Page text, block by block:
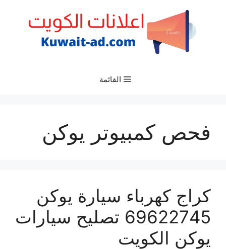
القائمة
فحص كمبيوتر يوكن
كراج كهرباء سيارة يوكن
69622745 تصليح سيارات
يوكن الكويت